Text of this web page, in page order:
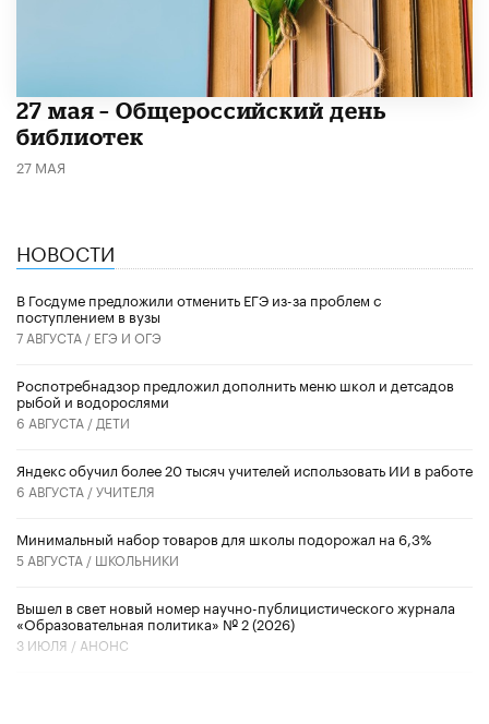
​27 мая – Общероссийский день
библиотек
27 МАЯ
НОВОСТИ
В Госдуме предложили отменить ЕГЭ из-за проблем с
поступлением в вузы
7 АВГУСТА / ЕГЭ И ОГЭ
Роспотребнадзор предложил дополнить меню школ и детсадов
рыбой и водорослями
6 АВГУСТА / ДЕТИ
​Яндекс обучил более 20 тысяч учителей использовать ИИ в работе
6 АВГУСТА /УЧИТЕЛЯ
Минимальный набор товаров для школы подорожал на 6,3%
5 АВГУСТА / ШКОЛЬНИКИ
Вышел в свет новый номер научно-публицистического журнала
«Образовательная политика» № 2 (2026)
3 ИЮЛЯ / АНОНС